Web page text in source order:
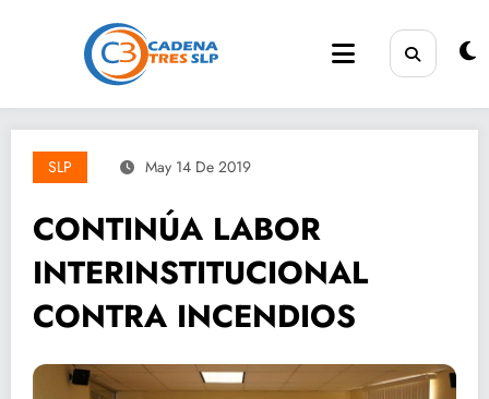
SLP May 14 De 2019
CONTINÚA LABOR
INTERINSTITUCIONAL
CONTRA INCENDIOS